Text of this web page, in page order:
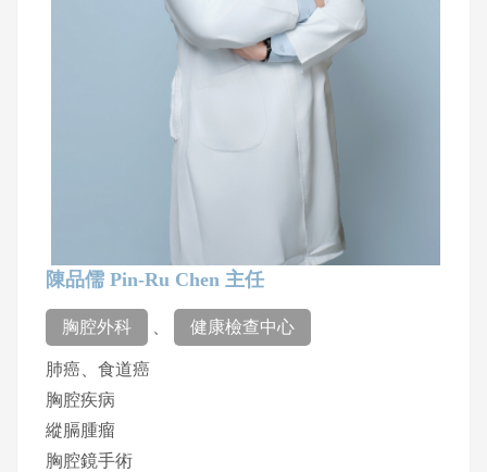
陳品儒 Pin-Ru Chen 主任
胸腔外科 健康檢查中心
肺癌、食道癌
胸腔疾病
縱膈腫瘤
胸腔鏡手術